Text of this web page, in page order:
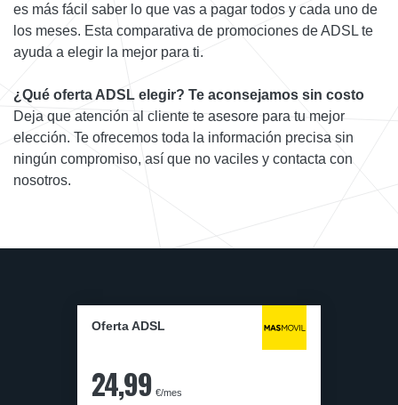
es más fácil saber lo que vas a pagar todos y cada uno de
los meses. Esta comparativa de promociones de ADSL te
ayuda a elegir la mejor para ti.
¿Qué oferta ADSL elegir? Te aconsejamos sin costo
Deja que atención al cliente te asesore para tu mejor
elección. Te ofrecemos toda la información precisa sin
ningún compromiso, así que no vaciles y contacta con
nosotros.
Oferta ADSL
24,99 €/mes